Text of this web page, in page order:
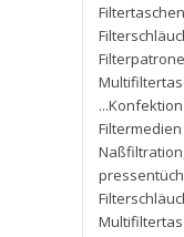
Naßfiltration